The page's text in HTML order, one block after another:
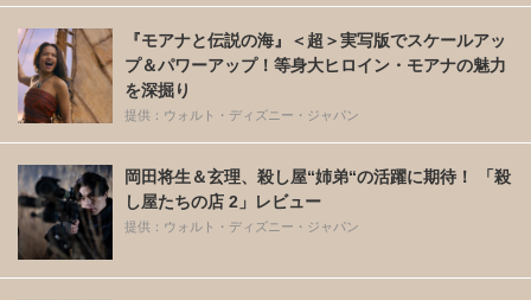
『モアナと伝説の海』＜超＞実写版でスケールアッ
プ＆パワーアップ！等身大ヒロイン・モアナの魅力
を深掘り
提供：ウォルト・ディズニー・ジャパン
岡田将生＆玄理、殺し屋“姉弟“の活躍に期待！ 「殺
し屋たちの店 2」レビュー
提供：ウォルト・ディズニー・ジャパン